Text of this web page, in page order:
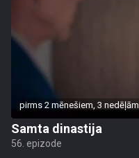
pirms 2 mēnešiem, 3 nedēļām
Samta dinastija
56. epizode